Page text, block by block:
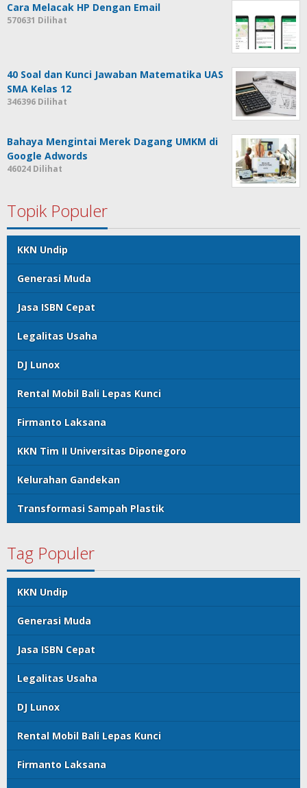
Cara Melacak HP Dengan Email
570631 Dilihat
40 Soal dan Kunci Jawaban Matematika UAS
SMA Kelas 12
346396 Dilihat
Bahaya Mengintai Merek Dagang UMKM di
Google Adwords
46024 Dilihat
Topik Populer
KKN Undip
Generasi Muda
Jasa ISBN Cepat
Legalitas Usaha
DJ Lunox
Rental Mobil Bali Lepas Kunci
Firmanto Laksana
KKN Tim II Universitas Diponegoro
Kelurahan Gandekan
Transformasi Sampah Plastik
Tag Populer
KKN Undip
Generasi Muda
Jasa ISBN Cepat
Legalitas Usaha
DJ Lunox
Rental Mobil Bali Lepas Kunci
Firmanto Laksana